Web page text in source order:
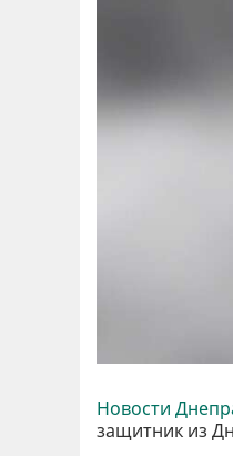
Новости
защитник из